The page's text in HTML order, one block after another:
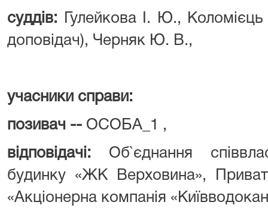
суддів: Гулейкова І. Ю.,
доповідач), Черняк Ю. В.,
учасники справи:
позивач -- ОСОБА_1 ,
відповідачі: Об`єднання
будинку «ЖК Верховина»,
«Акціонерна компанія